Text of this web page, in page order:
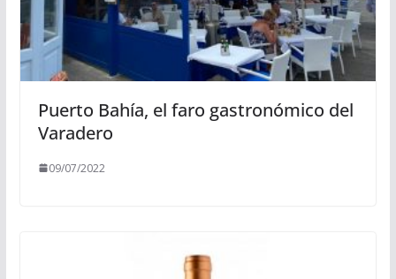
Puerto Bahía, el faro gastronómico del
Varadero
09/07/2022